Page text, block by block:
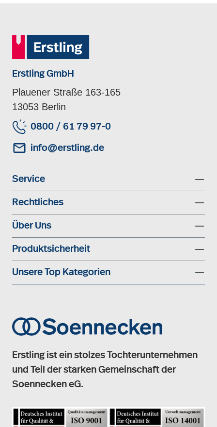
Erstling GmbH
Plauener Straße 163-165
13053 Berlin
0800 / 61 79 97-0
info@erstling.de
Service
Rechtliches
Über Uns
Produktsicherheit
Unsere Top Kategorien
Erstling ist ein stolzes Tochterunternehmen
und Teil der starken Gemeinschaft der
Soennecken eG.